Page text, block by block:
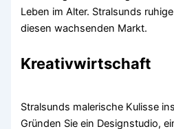
Leben im Alter. Stralsunds
diesen wachsenden Markt.
Kreativwirtschaft
Stralsunds malerische Kulisse
Gründen Sie ein Designstudio,